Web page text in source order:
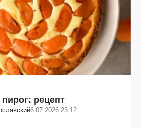
рецепт
6.07.2026 23:12